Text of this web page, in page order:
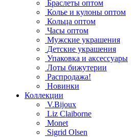
Браслеты оптом
Колье и кулоны оптом
Кольца оптом
Часы оптом
Мужские украшения
Детские украшения
Упаковка и аксессуары
Лоты бижутерии
Распродажа!
Новинки
Коллекции
V.Bijoux
Liz Claiborne
Monet
Sigrid Olsen